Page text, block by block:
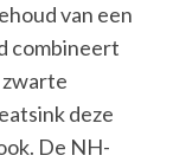
van een
combineert
zwarte
deze
De NH-